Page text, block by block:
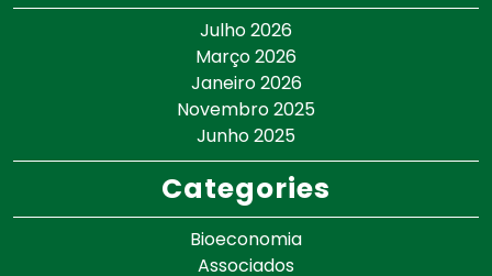
Julho 2026
Março 2026
Janeiro 2026
Novembro 2025
Junho 2025
Categories
Bioeconomia
Associados